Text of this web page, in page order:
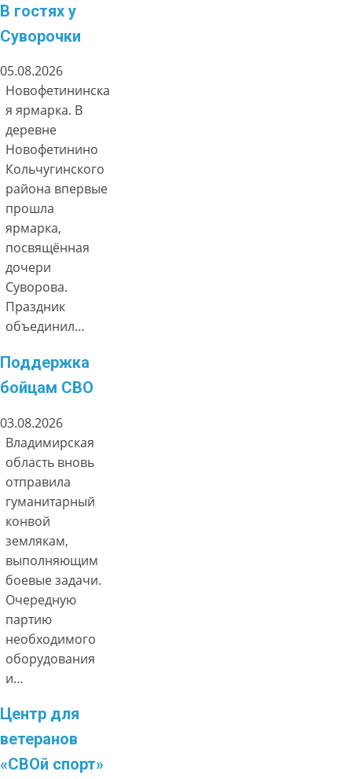
В гостях у
Суворочки
05.08.2026
Новофетининска
я ярмарка. В
деревне
Новофетинино
Кольчугинского
района впервые
прошла
ярмарка,
посвящённая
дочери
Суворова.
Праздник
объединил…
Поддержка
бойцам СВО
03.08.2026
Владимирская
область вновь
отправила
гуманитарный
конвой
землякам,
выполняющим
боевые задачи.
Очередную
партию
необходимого
оборудования
и…
Центр для
ветеранов
«СВОй спорт»